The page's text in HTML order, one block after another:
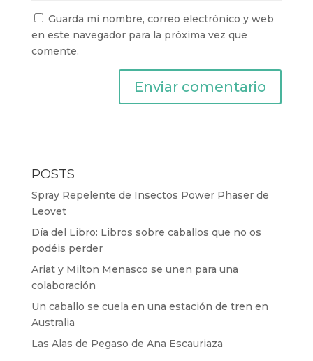
Guarda mi nombre, correo electrónico y web
en este navegador para la próxima vez que
comente.
POSTS
Spray Repelente de Insectos Power Phaser de
Leovet
Día del Libro: Libros sobre caballos que no os
podéis perder
Ariat y Milton Menasco se unen para una
colaboración
Un caballo se cuela en una estación de tren en
Australia
Las Alas de Pegaso de Ana Escauriaza